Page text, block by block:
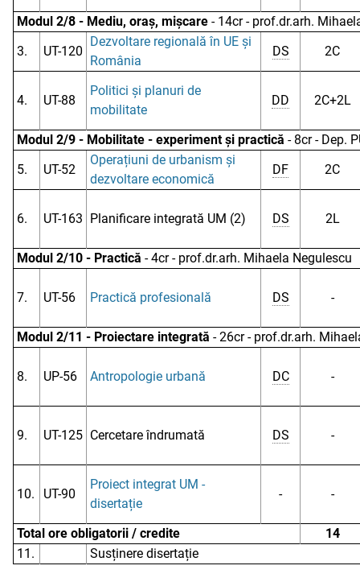
Modul 2/8 - Mediu, oraș, mișcare - 14cr - prof.dr.arh.
3.
UT-120
Dezvoltare regională în UE și
România
DS 2C
4. UT-88
Politici și planuri de
mobilitate
DD 2C+2L
Modul 2/9 - Mobilitate - experiment și practică - 8cr - Dep.
5.
UT-52
Operațiuni de urbanism și
dezvoltare economică
DF 2C
6. UT-163 Planificare integrată UM (2) DS 2L
Modul 2/10 - Practică - 4cr - prof.dr.arh. Mihaela Negulescu
7. UT-56 Practică profesională DS -
Modul 2/11 - Proiectare integrată - 26cr - prof.dr.arh.
8. UP-56 Antropologie urbană DC -
9. UT-125 Cercetare îndrumată DS -
10. UT-90
Proiect integrat UM -
disertație
- -
Total ore obligatorii / credite
14
11.
Susținere disertație